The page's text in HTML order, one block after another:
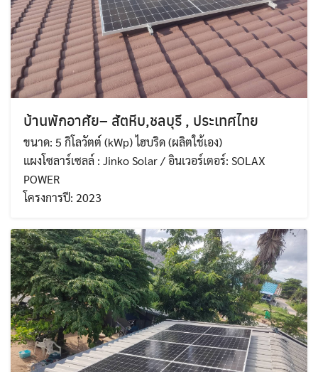
บ้านพักอาศัย– สัตหีบ,ชลบุรี , ประเทศไทย
ขนาด: 5 กิโลวัตต์ (kWp) ไฮบริด (ผลิตใช้เอง)
แผงโซลาร์เซลล์ : Jinko Solar / อินเวอร์เตอร์: SOLAX
POWER
โครงการปี: 2023